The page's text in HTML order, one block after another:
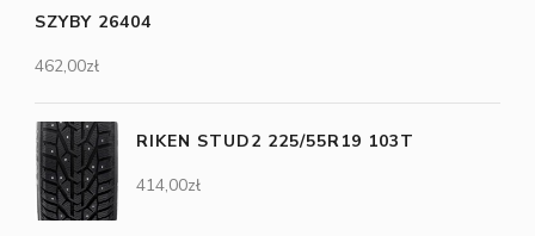
SZYBY 26404
462,00zł
RIKEN STUD2 225/55R19 103T
414,00zł